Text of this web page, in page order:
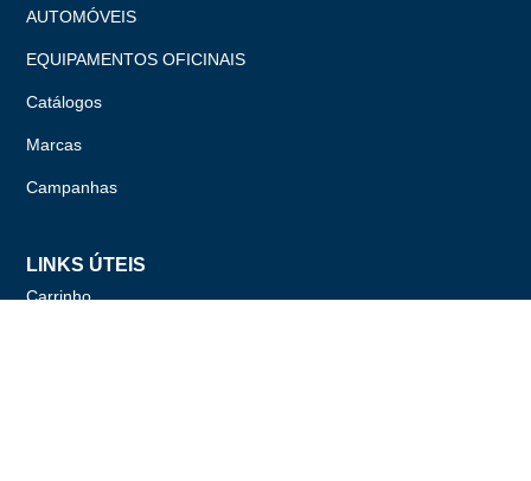
AUTOMÓVEIS
EQUIPAMENTOS OFICINAIS
Catálogos
Marcas
Campanhas
LINKS ÚTEIS
Carrinho